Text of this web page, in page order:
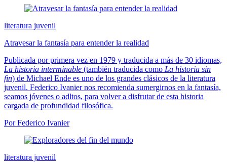
literatura juvenil
Atravesar la fantasía para entender la realidad
Publicada por primera vez en 1979 y traducida a más de 30 idiomas,
La historia interminable (también traducida como La historia sin
fin) de Michael Ende es uno de los grandes clásicos de la literatura
juvenil. Federico Ivanier nos recomienda sumergirnos en la fantasía,
seamos jóvenes o adltos, para volver a disfrutar de esta historia
cargada de profundidad filosófica.
Por Federico Ivanier
literatura juvenil